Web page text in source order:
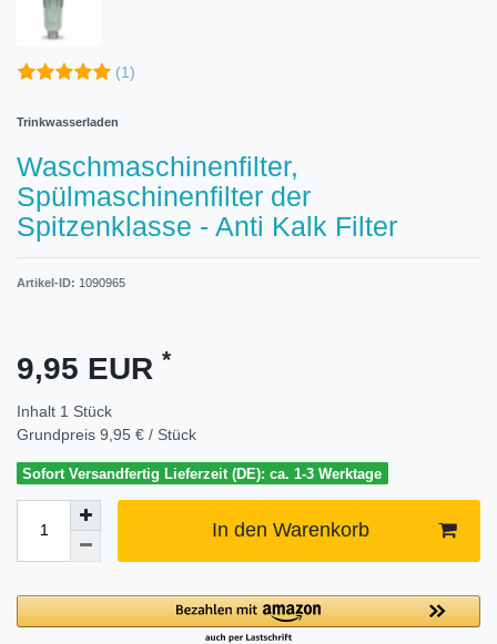
(1)
Trinkwasserladen
Waschmaschinenfilter,
Spülmaschinenfilter der
Spitzenklasse - Anti Kalk Filter
Artikel-ID: 1090965
9,95 EUR *
Inhalt 1 Stück
Grundpreis 9,95 € / Stück
Sofort Versandfertig Lieferzeit (DE): ca. 1-3 Werktage
In den Warenkorb